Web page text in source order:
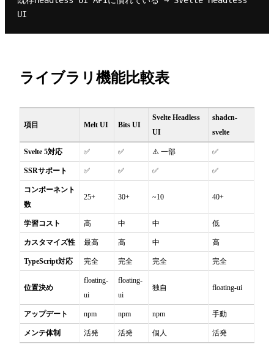
ライブラリ機能比較表
項目 Melt UI Bits UI
Svelte Headless
UI
shadcn-
svelte
Svelte 5対応 ✅ ✅ ⚠️ 一部 ✅
SSRサポート ✅ ✅ ✅ ✅
コンポーネント
数
25+ 30+ ~10 40+
学習コスト 高 中 中 低
カスタマイズ性 最高 高 中 高
TypeScript対応 完全 完全 完全 完全
位置決め
floating-
ui
floating-
ui
独自 floating-ui
アップデート npm npm npm 手動
メンテ体制 活発 活発 個人 活発